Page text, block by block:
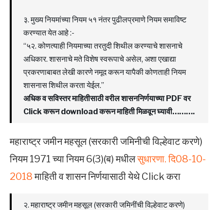
३. मुख्य नियमांच्या नियम ५१ नंतर पुढीलप्रमाणे नियम समाविष्ट
करण्यात येत आहे :-
“५२. कोणत्याही नियमाच्या तरतुदी शिथील करण्याचे शासनाचे
अधिकार. शासनाचे मते विशेष स्वरूपाचे असेल, अशा एखाद्या
प्रकरणाबाबत लेखी कारणे नमूद करून यापैकी कोणताही नियम
शासनास शिथील करता येईल.”
अधिक व सविस्तर माहितीसाठी वरील शासननिर्णयाच्या PDF वर
Click करून download करून माहिती मिळवून घ्यावी……….
महाराष्ट्र जमीन महसूल (सरकारी जमिनीची विल्हेवाट करणे)
नियम 1971 च्या नियम 6(3)(ब) मधीलसुधारणा. दि08-10-
2018माहिती व शासन निर्णयासाठी येथे Click करा
२. महाराष्ट्र जमीन महसूल (सरकारी जमिनींची विल्हेवाट करणे)